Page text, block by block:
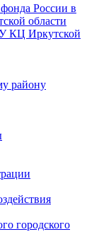
России в
области
КЦ Иркутской
району
городского